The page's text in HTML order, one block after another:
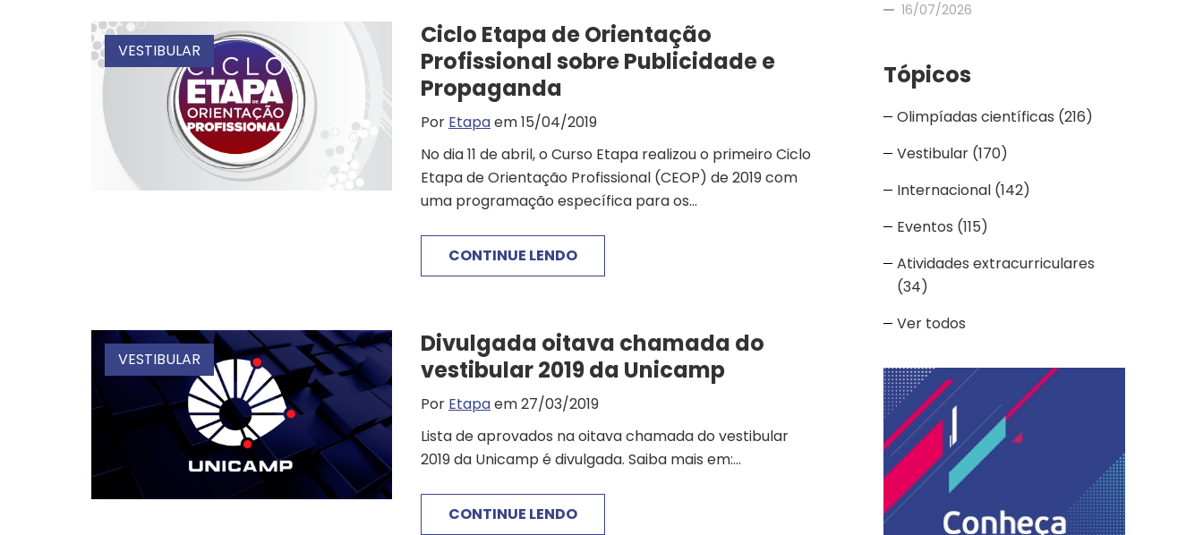
VESTIBULAR
Ciclo Etapa de Orientação
Profissional sobre Publicidade e
Propaganda
Por Etapaem 15/04/2019
No dia 11 de abril, o Curso Etapa realizou o primeiro Ciclo
Etapa de Orientação Profissional (CEOP) de 2019 com
uma programação específica para os...
CONTINUE LENDO
VESTIBULAR
Divulgada oitava chamada do
vestibular 2019 da Unicamp
Por Etapaem 27/03/2019
Lista de aprovados na oitava chamada do vestibular
2019 da Unicamp é divulgada. Saiba mais em:...
CONTINUE LENDO
16/07/2026
Tópicos
Olimpíadas científicas (216)
Vestibular (170)
Internacional (142)
Eventos (115)
Atividades extracurriculares
(34)
Ver todos